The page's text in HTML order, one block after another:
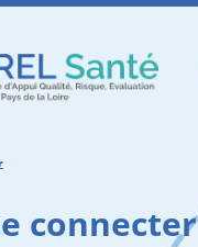
connecter